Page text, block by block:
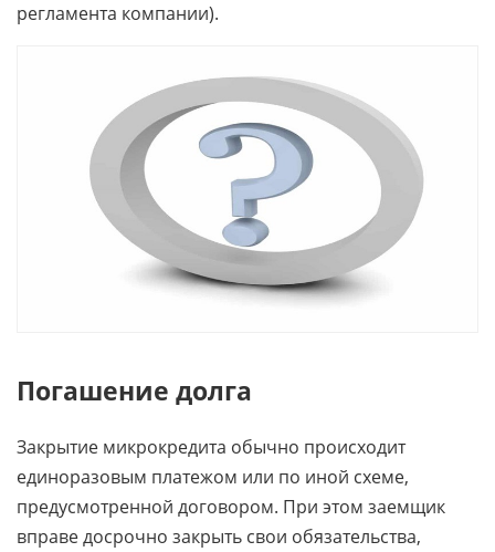
регламента компании).
Погашение долга
Закрытие микрокредита обычно происходит
единоразовым платежом или по иной схеме,
предусмотренной договором. При этом заемщик
вправе досрочно закрыть свои обязательства,